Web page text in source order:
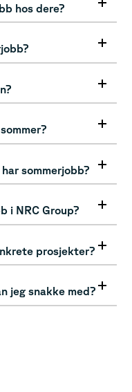
hos dere?
sommerjobb?
i NRC Group?
prosjekter?
jeg snakke med?